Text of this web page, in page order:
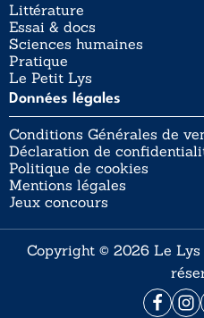
Littérature
Essai & docs
Sciences humaines
Pratique
Le Petit Lys
Données légales
Conditions Générales de
Déclaration de
Politique de cookies
Mentions légales
Jeux concours
Copyright © 2026 Le